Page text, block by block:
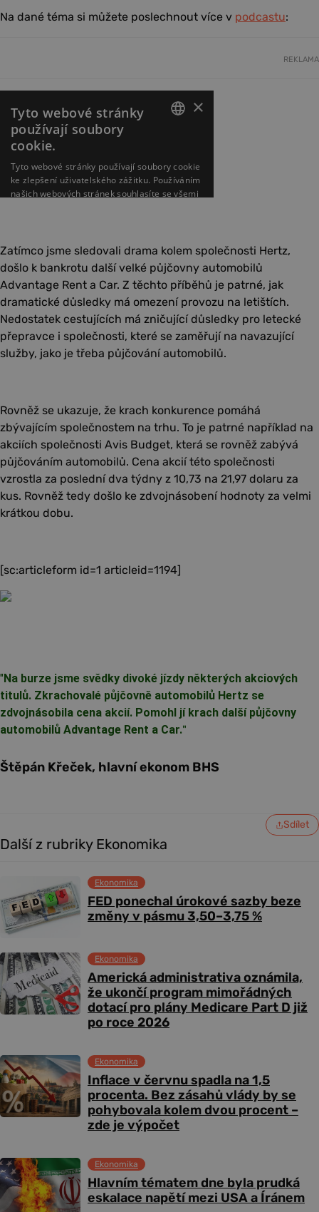
Na dané téma si můžete poslechnout více v podcastu:
REKLAMA
Zatímco jsme sledovali drama kolem společnosti Hertz,
došlo k bankrotu další velké půjčovny automobilů
Advantage Rent a Car. Z těchto příběhů je patrné, jak
dramatické důsledky má omezení provozu na letištích.
Nedostatek cestujících má zničující důsledky pro letecké
přepravce i společnosti, které se zaměřují na navazující
služby, jako je třeba půjčování automobilů.
Rovněž se ukazuje, že krach konkurence pomáhá
zbývajícím společnostem na trhu. To je patrné například na
akciích společnosti Avis Budget, která se rovněž zabývá
půjčováním automobilů. Cena akcií této společnosti
vzrostla za poslední dva týdny z 10,73 na 21,97 dolaru za
kus. Rovněž tedy došlo ke zdvojnásobení hodnoty za velmi
krátkou dobu.
[sc:articleform id=1 articleid=1194]
" Na burze jsme svědky divoké jízdy některých akciových
titulů. Zkrachovalé půjčovně automobilů Hertz se
zdvojnásobila cena akcií. Pomohl jí krach další půjčovny
automobilů Advantage Rent a Car."
Štěpán Křeček, hlavní ekonom BHS
Sdílet
Další z rubriky Ekonomika
FED ponechal úrokové sazby beze
změny v pásmu 3,50–3,75 %
Ekonomika
Americká administrativa oznámila,
že ukončí program mimořádných
dotací pro plány Medicare Part D již
po roce 2026
Ekonomika
Inflace v červnu spadla na 1,5
procenta. Bez zásahů vlády by se
pohybovala kolem dvou procent –
zde je výpočet
Ekonomika
Hlavním tématem dne byla prudká
eskalace napětí mezi USA a Íránem
Ekonomika